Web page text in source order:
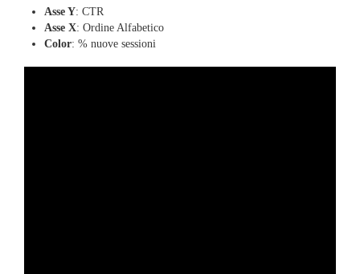
Asse Y: CTR
Asse X: Ordine Alfabetico
Color: % nuove sessioni